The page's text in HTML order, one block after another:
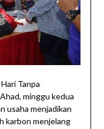
Tanpa
minggu kedua
usaha menjadikan
karbon menjelang